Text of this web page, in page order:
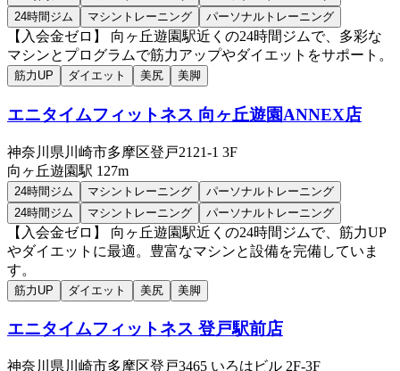
24時間ジム
マシントレーニング パーソナルトレーニング
【入会金ゼロ】 向ヶ丘遊園駅近くの24時間ジムで、多彩な
マシンとプログラムで筋力アップやダイエットをサポート。
筋力UP ダイエット 美尻 美脚
エニタイムフィットネス 向ヶ丘遊園ANNEX店
神奈川県川崎市多摩区登戸2121-1 3F
向ヶ丘遊園駅 127m
24時間ジム マシントレーニング
パーソナルトレーニング
24時間ジム
マシントレーニング パーソナルトレーニング
【入会金ゼロ】 向ヶ丘遊園駅近くの24時間ジムで、筋力UP
やダイエットに最適。豊富なマシンと設備を完備していま
す。
筋力UP ダイエット 美尻 美脚
エニタイムフィットネス 登戸駅前店
神奈川県川崎市多摩区登戸3465 いろはビル 2F-3F